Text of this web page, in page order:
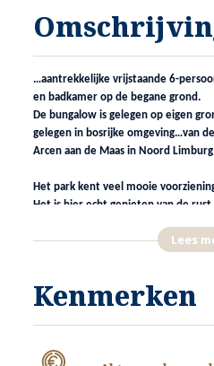
…aantrekkelijke vrijstaande 6-
en badkamer op de begane grond.
De bungalow is gelegen op eigen
gelegen in bosrijke omgeving…van
Arcen aan de Maas in Noord
Het park kent veel mooie
Het is hier echt genieten van de rust
Nog in 2020 deze bungalow kopen
uitziet vanaf
LIGGING EN ALGEMENE KENMERKEN;
Lees
Kenmerken